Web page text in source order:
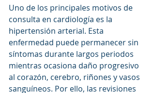
Uno de los principales motivos de
consulta en cardiología es la
hipertensión arterial. Esta
enfermedad puede permanecer sin
síntomas durante largos periodos
mientras ocasiona daño progresivo
al corazón, cerebro, riñones y vasos
sanguíneos. Por ello, las revisiones